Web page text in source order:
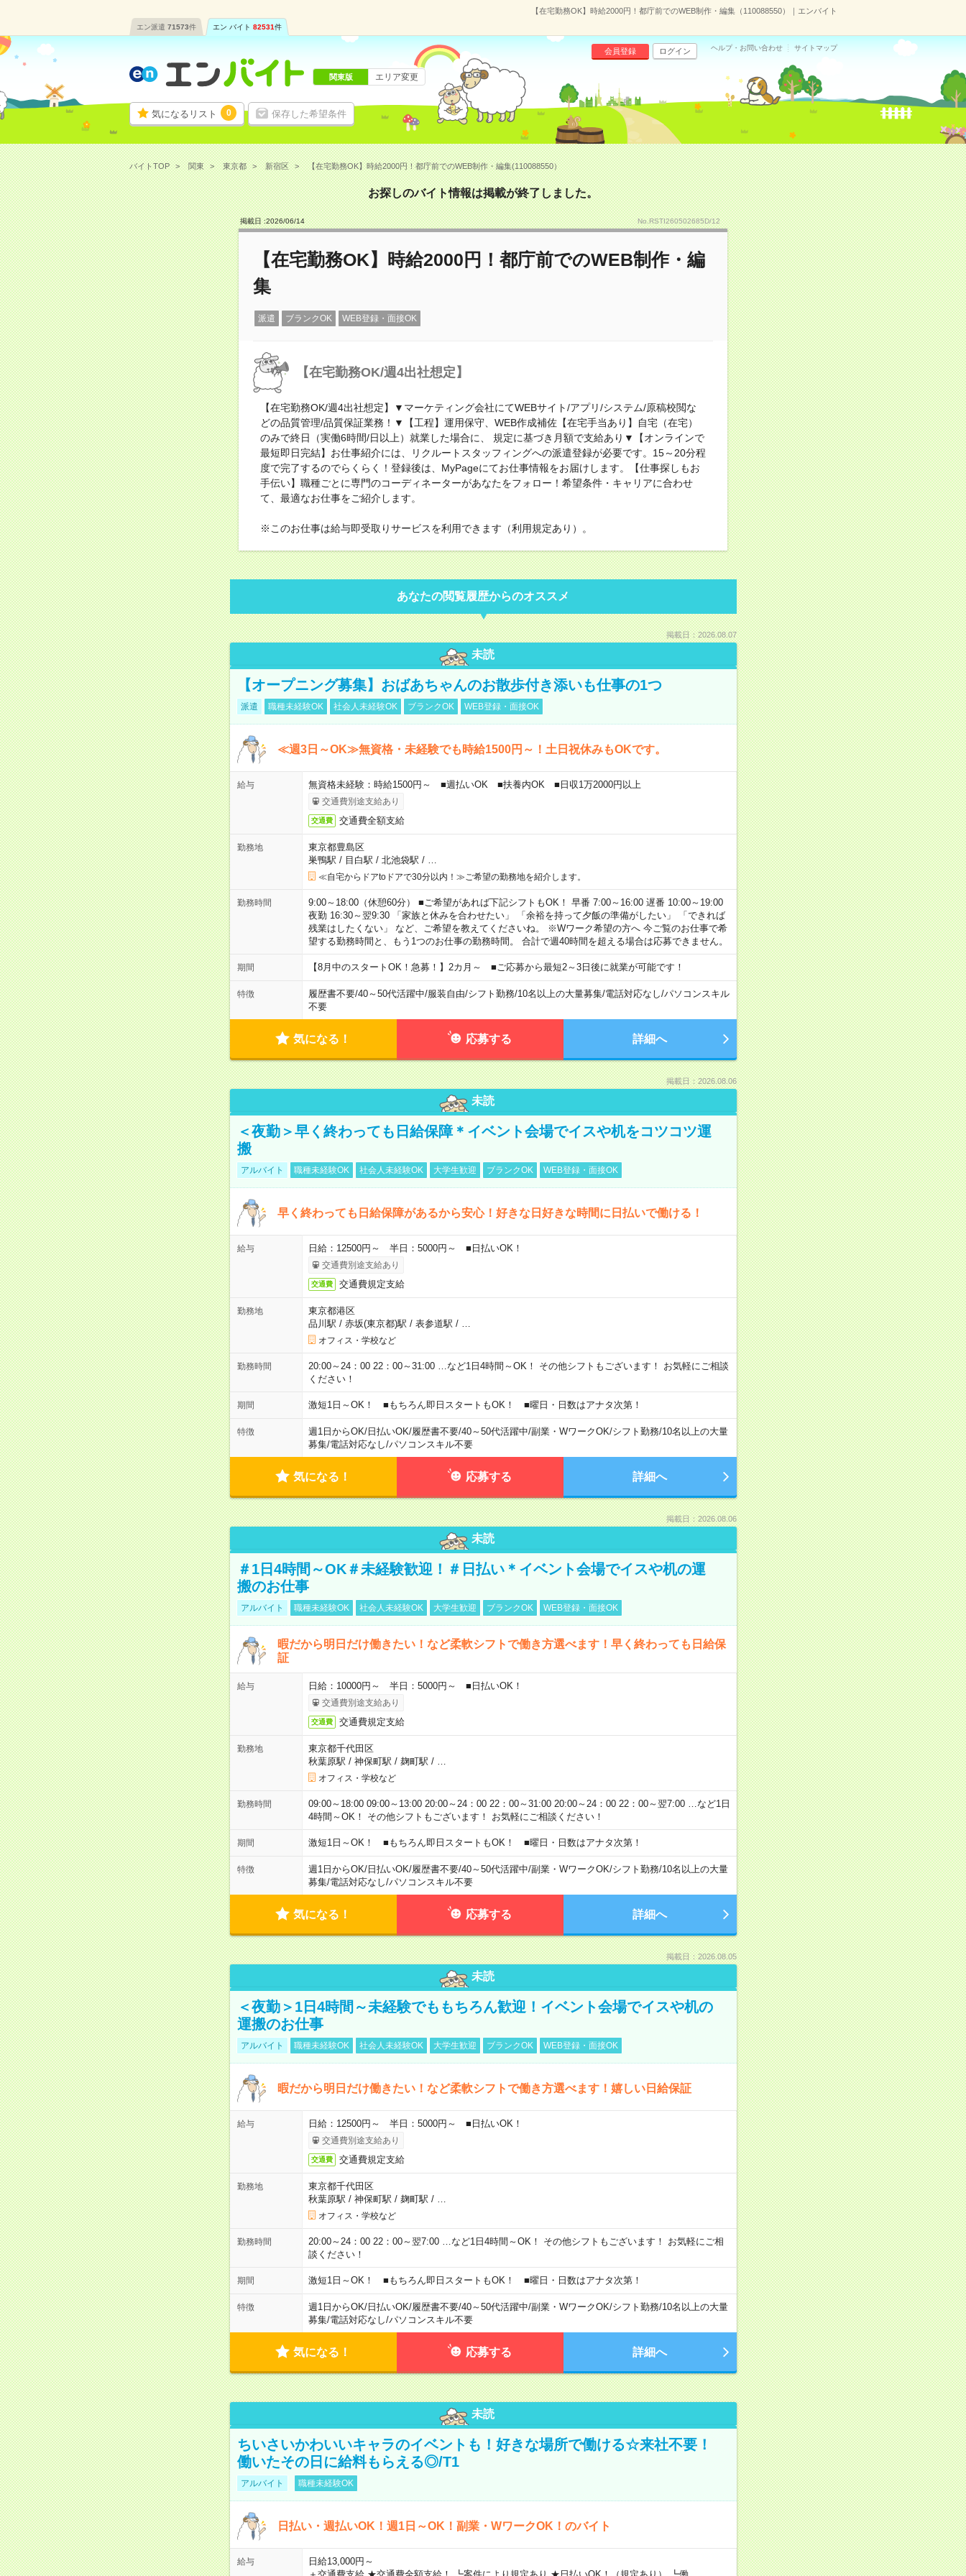
【在宅勤務OK】時給2000円！都庁前でのWEB制作・編集（110088550）｜エンバイト
エン派遣 71573件 エン バイト 82531件
気になるリスト 0 保存した希望条件
会員登録 ログイン ヘルプ・お問い合わせ サイトマップ
関東版 エリア変更
バイトTOP 関東 東京都 新宿区 【在宅勤務OK】時給2000円！都庁前でのWEB制作・編集(110088550）
お探しのバイト情報は掲載が終了しました。
掲載日 :2026/06/14 No.RSTI260502685D/12
【在宅勤務OK】時給2000円！都庁前でのWEB制作・編
集
派遣 ブランクOK WEB登録・面接OK
【在宅勤務OK/週4出社想定】
【在宅勤務OK/週4出社想定】▼マーケティング会社にてWEBサイト/アプリ/システム/原稿校閲な
どの品質管理/品質保証業務！▼【工程】運用保守、WEB作成補佐【在宅手当あり】自宅（在宅）
のみで終日（実働6時間/日以上）就業した場合に、 規定に基づき月額で支給あり▼【オンラインで
最短即日完結】お仕事紹介には、リクルートスタッフィングへの派遣登録が必要です。15～20分程
度で完了するのでらくらく！登録後は、MyPageにてお仕事情報をお届けします。【仕事探しもお
手伝い】職種ごとに専門のコーディネーターがあなたをフォロー！希望条件・キャリアに合わせ
て、最適なお仕事をご紹介します。
※このお仕事は給与即受取りサービスを利用できます（利用規定あり）。
あなたの閲覧履歴からのオススメ
掲載日：2026.08.07
未読
【オープニング募集】おばあちゃんのお散歩付き添いも仕事の1つ
派遣 職種未経験OK 社会人未経験OK ブランクOK WEB登録・面接OK
≪週3日～OK≫無資格・未経験でも時給1500円～！土日祝休みもOKです。
給与 無資格未経験：時給1500円～ ■週払いOK ■扶養内OK ■日収1万2000円以上
交通費別途支給あり
交通費 交通費全額支給
勤務地
東京都豊島区
巣鴨駅 / 目白駅 / 北池袋駅 /
≪自宅からドアtoドアで30分以内！≫ご希望の勤務地を紹介します。
勤務時間
9:00～18:00（休憩60分） ■ご希望があれば下記シフトもOK！ 早番 7:00～16:00 遅番 10:00～19:00
夜勤 16:30～翌9:30 「家族と休みを合わせたい」 「余裕を持って夕飯の準備がしたい」 「できれば
残業はしたくない」 など、ご希望を教えてくださいね。 ※Wワーク希望の方へ 今ご覧のお仕事で希
望する勤務時間と、もう1つのお仕事の勤務時間。 合計で週40時間を超える場合は応募できません。
期間 【8月中のスタートOK！急募！】2カ月～ ■ご応募から最短2～3日後に就業が可能です！
特徴 履歴書不要/40～50代活躍中/服装自由/シフト勤務/10名以上の大量募集/電話対応なし/パソコンスキル
不要
気になる！ 応募する 詳細へ
掲載日：2026.08.06
未読
＜夜勤＞早く終わっても日給保障＊イベント会場でイスや机をコツコツ運
搬
アルバイト 職種未経験OK 社会人未経験OK 大学生歓迎 ブランクOK WEB登録・面接OK
早く終わっても日給保障があるから安心！好きな日好きな時間に日払いで働ける！
給与 日給：12500円～ 半日：5000円～ ■日払いOK！
交通費別途支給あり
交通費 交通費規定支給
勤務地
東京都港区
品川駅 / 赤坂(東京都)駅 / 表参道駅 /
オフィス・学校など
勤務時間
20:00～24：00 22：00～31:00 …など1日4時間～OK！ その他シフトもございます！ お気軽にご相談
ください！
期間 激短1日～OK！ ■もちろん即日スタートもOK！ ■曜日・日数はアナタ次第！
特徴 週1日からOK/日払いOK/履歴書不要/40～50代活躍中/副業・WワークOK/シフト勤務/10名以上の大量
募集/電話対応なし/パソコンスキル不要
気になる！ 応募する 詳細へ
掲載日：2026.08.06
未読
＃1日4時間～OK＃未経験歓迎！＃日払い＊イベント会場でイスや机の運
搬のお仕事
アルバイト 職種未経験OK 社会人未経験OK 大学生歓迎 ブランクOK WEB登録・面接OK
暇だから明日だけ働きたい！など柔軟シフトで働き方選べます！早く終わっても日給保
証
給与 日給：10000円～ 半日：5000円～ ■日払いOK！
交通費別途支給あり
交通費 交通費規定支給
勤務地
東京都千代田区
秋葉原駅 / 神保町駅 / 麹町駅 /
オフィス・学校など
勤務時間
09:00～18:00 09:00～13:00 20:00～24：00 22：00～31:00 20:00～24：00 22：00～翌7:00 …など1日
4時間～OK！ その他シフトもございます！ お気軽にご相談ください！
期間 激短1日～OK！ ■もちろん即日スタートもOK！ ■曜日・日数はアナタ次第！
特徴 週1日からOK/日払いOK/履歴書不要/40～50代活躍中/副業・WワークOK/シフト勤務/10名以上の大量
募集/電話対応なし/パソコンスキル不要
気になる！ 応募する 詳細へ
掲載日：2026.08.05
未読
＜夜勤＞1日4時間～未経験でももちろん歓迎！イベント会場でイスや机の
運搬のお仕事
アルバイト 職種未経験OK 社会人未経験OK 大学生歓迎 ブランクOK WEB登録・面接OK
暇だから明日だけ働きたい！など柔軟シフトで働き方選べます！嬉しい日給保証
給与 日給：12500円～ 半日：5000円～ ■日払いOK！
交通費別途支給あり
交通費 交通費規定支給
勤務地
東京都千代田区
秋葉原駅 / 神保町駅 / 麹町駅 /
オフィス・学校など
勤務時間
20:00～24：00 22：00～翌7:00 …など1日4時間～OK！ その他シフトもございます！ お気軽にご相
談ください！
期間 激短1日～OK！ ■もちろん即日スタートもOK！ ■曜日・日数はアナタ次第！
特徴 週1日からOK/日払いOK/履歴書不要/40～50代活躍中/副業・WワークOK/シフト勤務/10名以上の大量
募集/電話対応なし/パソコンスキル不要
気になる！ 応募する 詳細へ
未読
ちいさいかわいいキャラのイベントも！好きな場所で働ける☆来社不要！
働いたその日に給料もらえる◎/T1
アルバイト 職種未経験OK
日払い・週払いOK！週1日～OK！副業・WワークOK！のバイト
給与
日給13,000円～